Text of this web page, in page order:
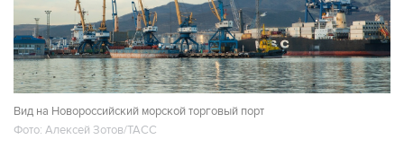
Вид на Новороссийский морской торговый порт
Фото: Алексей Зотов/ТАСС
Москва. 6 августа. INTERFAX.RU - Экипаж судна